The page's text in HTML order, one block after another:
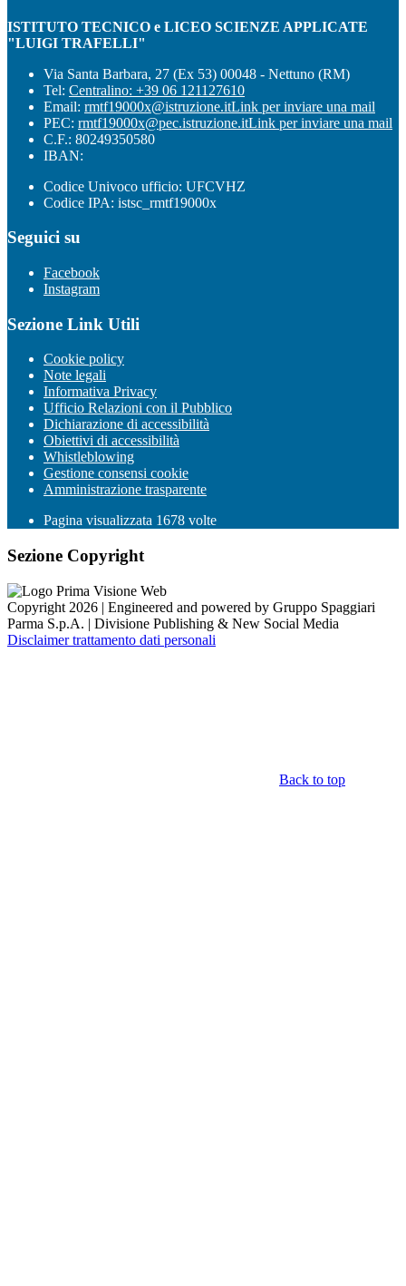
ISTITUTO TECNICO e LICEO SCIENZE APPLICATE
"LUIGI TRAFELLI"
Via Santa Barbara, 27 (Ex 53) 00048 - Nettuno (RM)
Tel: Centralino: +39 06 121127610
Email: rmtf19000x@istruzione.itLink per inviare una mail
PEC: rmtf19000x@pec.istruzione.itLink per inviare una mail
C.F.: 80249350580
IBAN:
Codice Univoco ufficio: UFCVHZ
Codice IPA: istsc_rmtf19000x
Seguici su
Facebook
Instagram
Sezione Link Utili
Cookie policy
Note legali
Informativa Privacy
Ufficio Relazioni con il Pubblico
Dichiarazione di accessibilità
Obiettivi di accessibilità
Whistleblowing
Gestione consensi cookie
Amministrazione trasparente
Pagina visualizzata 1678 volte
Sezione Copyright
Copyright 2026 | Engineered and powered by Gruppo Spaggiari
Parma S.p.A. | Divisione Publishing & New Social Media
Disclaimer trattamento dati personali
Back to top